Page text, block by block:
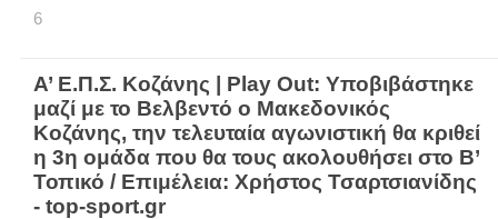
6
Α’ Ε.Π.Σ. Κοζάνης | Play Out: Υποβιβάστηκε
μαζί με το Βελβεντό ο Μακεδονικός
Κοζάνης, την τελευταία αγωνιστική θα κριθεί
η 3η ομάδα που θα τους ακολουθήσει στο Β’
Τοπικό / Επιμέλεια: Χρήστος Τσαρτσιανίδης
- top-sport.gr